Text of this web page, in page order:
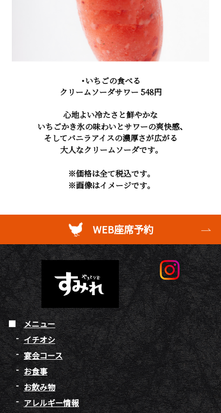
・いちごの食べる
クリームソーダサワー 548円
心地よい冷たさと鮮やかな
いちごかき氷の味わいとサワーの爽快感、
そしてバニラアイスの濃厚さが広がる
大人なクリームソーダです。
※価格は全て税込です。
※画像はイメージです。
WEB座席予約
メニュー
イチオシ
宴会コース
お食事
お飲み物
アレルギー情報